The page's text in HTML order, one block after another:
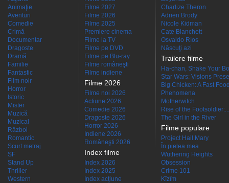
Animaţie
Aventuri
Comedie
Crimă
Documentar
Dragoste
Dramă
Familie
Fantastic
Film noir
Horror
Istoric
Mister
Muzică
Muzical
Război
Romantic
Scurt metraj
SF
Stand Up
Thriller
Western
Filme 2027
Filme 2026
Filme 2025
Premiere cinema
Filme la TV
Filme pe DVD
Filme pe Blu-ray
Filme româneşti
Filme indiene
Filme 2026
Filme noi 2026
Actiune 2026
Comedie 2026
Dragoste 2026
Horror 2026
Indiene 2026
Româneşti 2026
Index filme
Index 2026
Index 2025
Index acţiune
Charlize Theron
Adrien Brody
Nicole Kidman
Cate Blanchett
Osvaldo Ríos
Născuţi azi
Trailere filme
Ha-chan, Shake Your
Star Wars: Visions
Big Chicken: A Fast
Phenomena
Motherwitch
Rise of the Footsoldier:...
The Girl in the River
Filme populare
Project Hail Mary
În pielea mea
Wuthering Heights
Obsession
Crime 101
Kîzîm